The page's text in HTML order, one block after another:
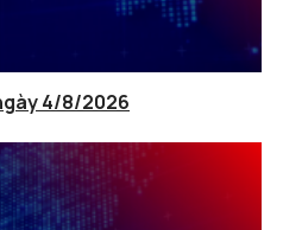
4/8/2026